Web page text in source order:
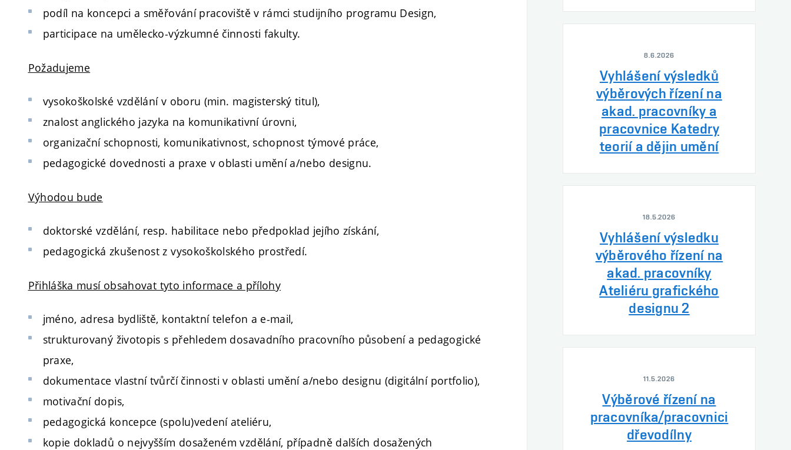
podíl na koncepci a směřování pracoviště v rámci studijního programu Design,
participace na umělecko-výzkumné činnosti fakulty.
Požadujeme
vysokoškolské vzdělání v oboru (min. magisterský titul),
znalost anglického jazyka na komunikativní úrovni,
organizační schopnosti, komunikativnost, schopnost týmové práce,
pedagogické dovednosti a praxe v oblasti umění a/nebo designu.
Výhodou bude
doktorské vzdělání, resp. habilitace nebo předpoklad jejího získání,
pedagogická zkušenost z vysokoškolského prostředí.
Přihláška musí obsahovat tyto informace a přílohy
jméno, adresa bydliště, kontaktní telefon a e-mail,
strukturovaný životopis s přehledem dosavadního pracovního působení a pedagogické
praxe,
dokumentace vlastní tvůrčí činnosti v oblasti umění a/nebo designu (digitální portfolio),
motivační dopis,
pedagogická koncepce (spolu)vedení ateliéru,
kopie dokladů o nejvyšším dosaženém vzdělání, případně dalších dosažených
8.6.2026
Vyhlášení výsledků
výběrových řízení na
akad. pracovníky a
pracovnice Katedry
teorií a dějin umění
18.5.2026
Vyhlášení výsledku
výběrového řízení na
akad. pracovníky
Ateliéru grafického
designu 2
11.5.2026
Výběrové řízení na
pracovníka/pracovnici
dřevodílny